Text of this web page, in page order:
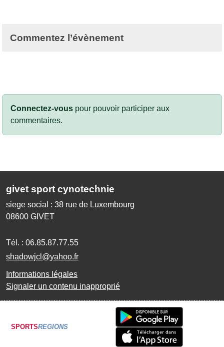
Commentez l’évènement
Connectez-vous pour pouvoir participer aux
commentaires.
givet sport cynotechnie
siege social : 38 rue de Luxembourg
08600 GIVET
Tél. : 06.85.87.77.55
shadowjcl@yahoo.fr
Informations légales
Signaler un contenu inapproprié
SPORTSREGIONS